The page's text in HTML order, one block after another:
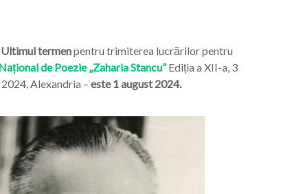
termenpentru trimiterea lucrărilor pentru
de Poezie „Zaharia Stancu” Ediția a XII-a, 3
Alexandria – este 1 august 2024.